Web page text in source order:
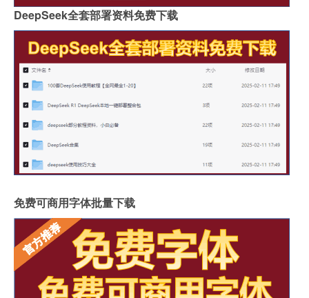
DeepSeek全套部署资料免费下载
免费可商用字体批量下载